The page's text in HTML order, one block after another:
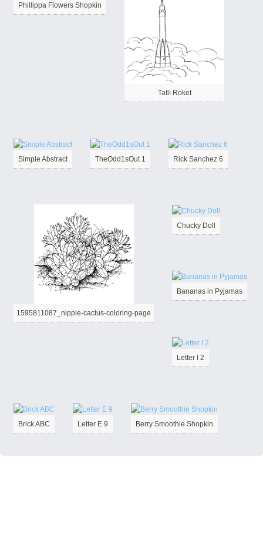
Phillippa Flowers Shopkin
Tatlı Roket
Simple Abstract TheOdd1sOut 1 Rick Sanchez 6
1595811087_nipple-cactus-coloring-page
Chucky Doll
Bananas in Pyjamas
Letter I 2
Brick ABC Letter E 9 Berry Smoothie Shopkin